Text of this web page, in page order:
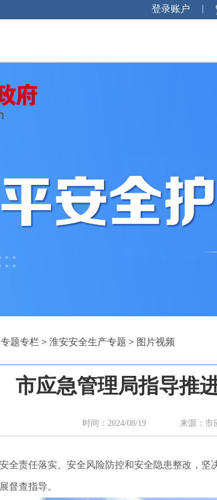
专题专栏 > 淮安安全生产专题 > 图片视频
市应急管理局指导推
时间：2024/08/19 来源：
全责任落实、安全风险防控和安全隐患整改，
督查指导。